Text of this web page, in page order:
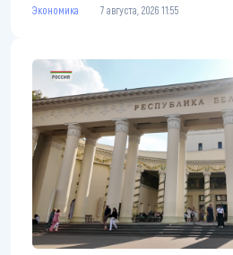
Экономика 7 августа, 2026 11:55